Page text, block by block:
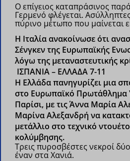
Ο επίγειος καταπράσινος
Γερμενό φλέγεται.
πύρινο μέτωπο που μαίνεται
H Ιταλία ανακοίνωσε ότι
Σένγκεν της Ευρωπαϊκής
λόγω της μεταναστευτικής
ΙΣΠΑΝΙΑ – ΕΛΛΑΔΑ 7-11
H Ελλάδα πανηγυρίζει μια
στο Ευρωπαϊκό Πρωτάθλημα
Παρίσι, με τις Άννα Μαρία
Μαρίνα Αλεξανδρή να
μετάλλιο στο τεχνικό
κολύμβησης.
Τρεις πυροσβέστες νεκροί
έναν στα Χανιά.